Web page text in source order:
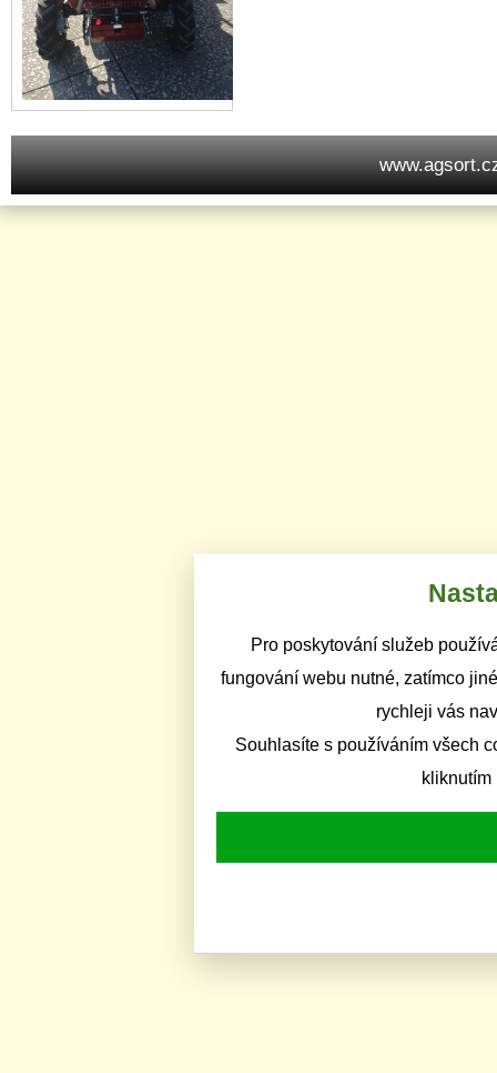
Pro poskytování služeb
fungování webu nutné, zatímco
rychleji vás
Souhlasíte s používáním všech
kliknutím